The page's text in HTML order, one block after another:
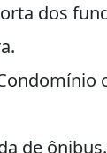
dos
de ônibus.